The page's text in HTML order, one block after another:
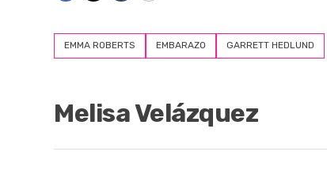
EMMA ROBERTS EMBARAZO GARRETT HEDLUND
Melisa Velázquez